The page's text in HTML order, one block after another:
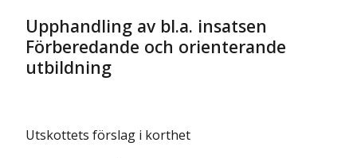
Upphandling av bl.a. insatsen
Förberedande och orienterande
utbildning
Utskottets förslag i korthet